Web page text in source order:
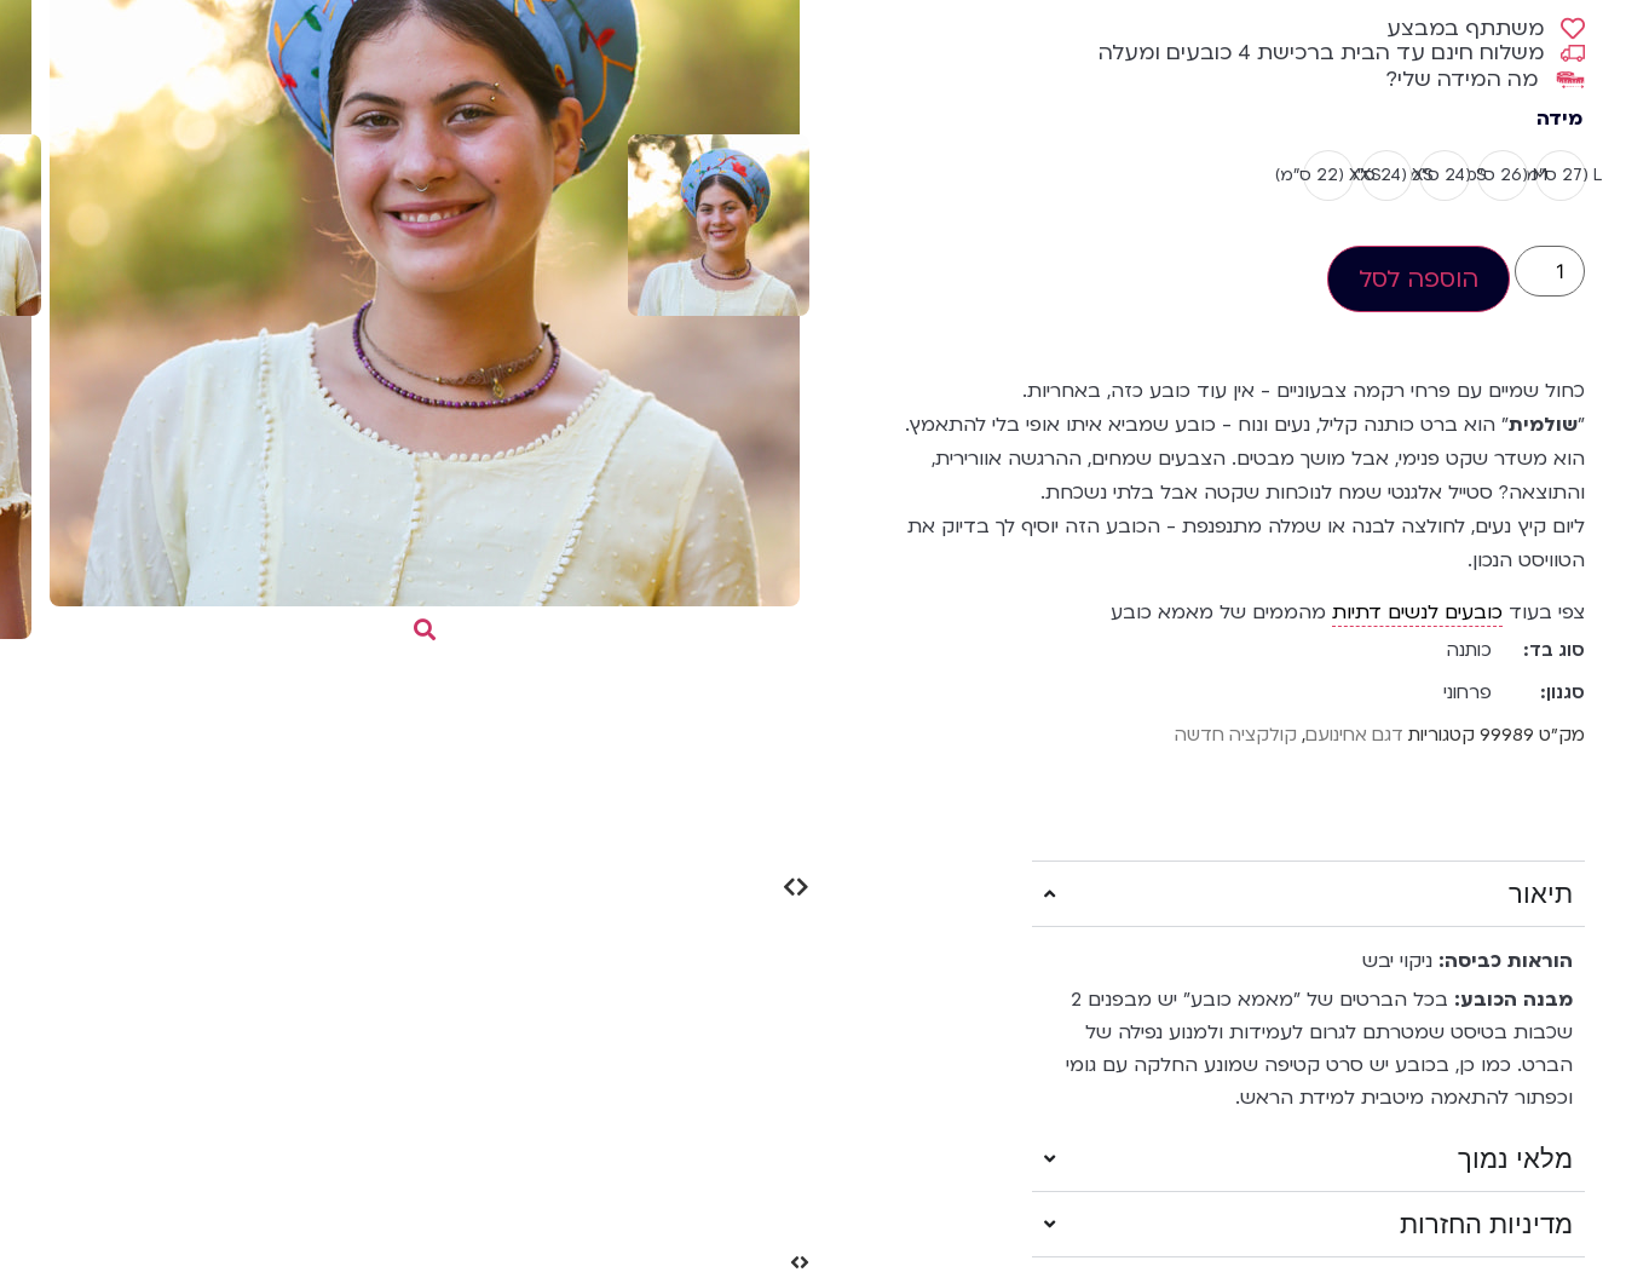
משתתף במבצע
משלוח חינם עד הבית ברכישת 4 כובעים ומעלה
מה המידה שלי?
מידה
L (27 ס”מ) M (26 ס”מ) S (24 ס”מ) XS (24 ס"מ) XXS (22 ס”מ)
הוספה לסל
כחול שמיים עם פרחי רקמה צבעוניים - אין עוד כובע כזה, באחריות.
"שולמית" הוא ברט כותנה קליל, נעים ונוח - כובע שמביא איתו אופי בלי להתאמץ.
הוא משדר שקט פנימי, אבל מושך מבטים. הצבעים שמחים, ההרגשה אוורירית,
והתוצאה? סטייל אלגנטי שמח לנוכחות שקטה אבל בלתי נשכחת.
ליום קיץ נעים, לחולצה לבנה או שמלה מתנפנפת - הכובע הזה יוסיף לך בדיוק את
הטוויסט הנכון.
צפי בעוד כובעים לנשים דתיותמהממים של מאמא כובע
סוג בד:
כותנה
סגנון:
פרחוני
מק"ט 99989 קטגוריות דגם אחינועם, קולקציה חדשה
תיאור
הוראות כביסה: ניקוי יבש
מבנה הכובע:
בכל הברטים של "מאמא כובע" יש מבפנים 2
שכבות בטיסט שמטרתם לגרום לעמידות ולמנוע נפילה של
הברט. כמו כן, בכובע יש סרט קטיפה שמונע החלקה עם גומי
וכפתור להתאמה מיטבית למידת הראש.
מלאי נמוך
מדיניות החזרות